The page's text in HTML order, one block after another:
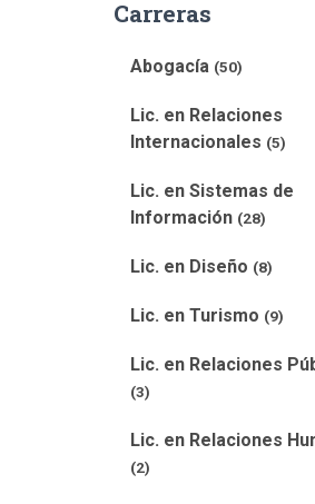
Carreras
Abogacía (50)
Lic. en Relaciones
Internacionales (5)
Lic. en Sistemas de
Información (28)
Lic. en Diseño (8)
Lic. en Turismo (9)
Lic. en Relaciones
(3)
Lic. en Relaciones
(2)